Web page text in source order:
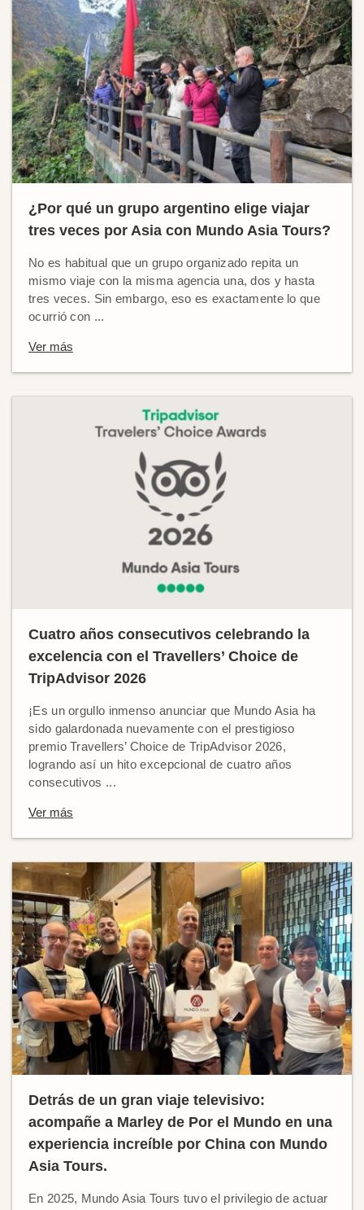
¿Por qué un grupo argentino elige viajar
tres veces por Asia con Mundo Asia Tours?
No es habitual que un grupo organizado repita un
mismo viaje con la misma agencia una, dos y hasta
tres veces. Sin embargo, eso es exactamente lo que
ocurrió con ...
Ver más
Cuatro años consecutivos celebrando la
excelencia con el Travellers’ Choice de
TripAdvisor 2026
¡Es un orgullo inmenso anunciar que Mundo Asia ha
sido galardonada nuevamente con el prestigioso
premio Travellers’ Choice de TripAdvisor 2026,
logrando así un hito excepcional de cuatro años
consecutivos ...
Ver más
Detrás de un gran viaje televisivo:
acompañe a Marley de Por el Mundo en una
experiencia increíble por China con Mundo
Asia Tours.
En 2025, Mundo Asia Tours tuvo el privilegio de actuar